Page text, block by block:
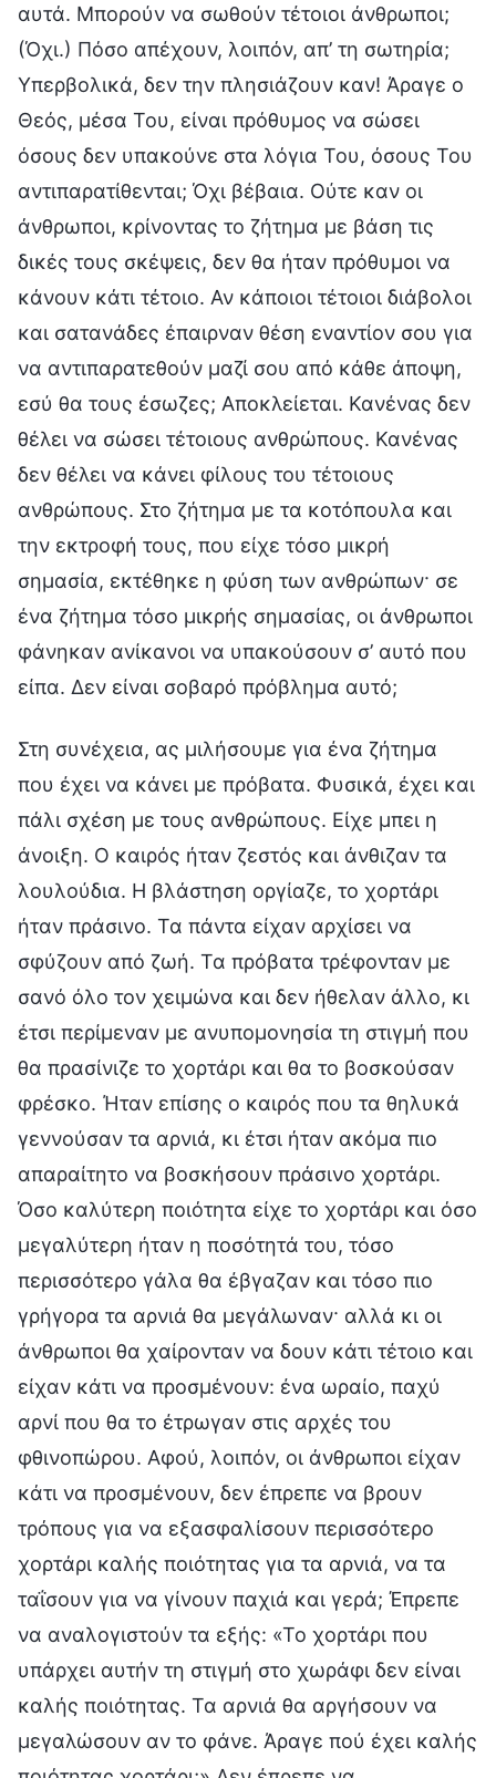
αυτά. Μπορούν να σωθούν τέτοιοι άνθρωποι;
(Όχι.) Πόσο απέχουν, λοιπόν, απ’ τη σωτηρία;
Υπερβολικά, δεν την πλησιάζουν καν! Άραγε ο
Θεός, μέσα Του, είναι πρόθυμος να σώσει
όσους δεν υπακούνε στα λόγια Του, όσους Του
αντιπαρατίθενται; Όχι βέβαια. Ούτε καν οι
άνθρωποι, κρίνοντας το ζήτημα με βάση τις
δικές τους σκέψεις, δεν θα ήταν πρόθυμοι να
κάνουν κάτι τέτοιο. Αν κάποιοι τέτοιοι διάβολοι
και σατανάδες έπαιρναν θέση εναντίον σου για
να αντιπαρατεθούν μαζί σου από κάθε άποψη,
εσύ θα τους έσωζες; Αποκλείεται. Κανένας δεν
θέλει να σώσει τέτοιους ανθρώπους. Κανένας
δεν θέλει να κάνει φίλους του τέτοιους
ανθρώπους. Στο ζήτημα με τα κοτόπουλα και
την εκτροφή τους, που είχε τόσο μικρή
σημασία, εκτέθηκε η φύση των ανθρώπων· σε
ένα ζήτημα τόσο μικρής σημασίας, οι άνθρωποι
φάνηκαν ανίκανοι να υπακούσουν σ’ αυτό που
είπα. Δεν είναι σοβαρό πρόβλημα αυτό;
Στη συνέχεια, ας μιλήσουμε για ένα ζήτημα
που έχει να κάνει με πρόβατα. Φυσικά, έχει και
πάλι σχέση με τους ανθρώπους. Είχε μπει η
άνοιξη. Ο καιρός ήταν ζεστός και άνθιζαν τα
λουλούδια. Η βλάστηση οργίαζε, το χορτάρι
ήταν πράσινο. Τα πάντα είχαν αρχίσει να
σφύζουν από ζωή. Τα πρόβατα τρέφονταν με
σανό όλο τον χειμώνα και δεν ήθελαν άλλο, κι
έτσι περίμεναν με ανυπομονησία τη στιγμή που
θα πρασίνιζε το χορτάρι και θα το βοσκούσαν
φρέσκο. Ήταν επίσης ο καιρός που τα θηλυκά
γεννούσαν τα αρνιά, κι έτσι ήταν ακόμα πιο
απαραίτητο να βοσκήσουν πράσινο χορτάρι.
Όσο καλύτερη ποιότητα είχε το χορτάρι και όσο
μεγαλύτερη ήταν η ποσότητά του, τόσο
περισσότερο γάλα θα έβγαζαν και τόσο πιο
γρήγορα τα αρνιά θα μεγάλωναν· αλλά κι οι
άνθρωποι θα χαίρονταν να δουν κάτι τέτοιο και
είχαν κάτι να προσμένουν: ένα ωραίο, παχύ
αρνί που θα το έτρωγαν στις αρχές του
φθινοπώρου. Αφού, λοιπόν, οι άνθρωποι είχαν
κάτι να προσμένουν, δεν έπρεπε να βρουν
τρόπους για να εξασφαλίσουν περισσότερο
χορτάρι καλής ποιότητας για τα αρνιά, να τα
ταΐσουν για να γίνουν παχιά και γερά; Έπρεπε
να αναλογιστούν τα εξής: «Το χορτάρι που
υπάρχει αυτήν τη στιγμή στο χωράφι δεν είναι
καλής ποιότητας. Τα αρνιά θα αργήσουν να
μεγαλώσουν αν το φάνε. Άραγε πού έχει καλής